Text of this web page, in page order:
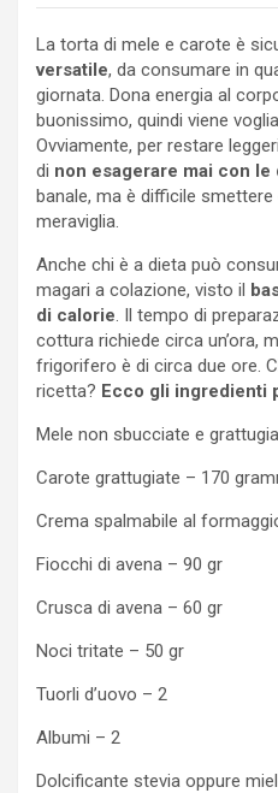
La torta di mele e carote è
versatile, da consumare in
giornata. Dona energia al
buonissimo, quindi viene
Ovviamente, per restare
di non esagerare mai con le
banale, ma è difficile
meraviglia.
Anche chi è a dieta può
magari a colazione, visto il
di calorie. Il tempo di
cottura richiede circa un’ora,
frigorifero è di circa due ore.
ricetta? Ecco gli ingredienti
Mele non sbucciate e
Carote grattugiate – 170
Crema spalmabile al
Fiocchi di avena – 90 gr
Crusca di avena – 60 gr
Noci tritate – 50 gr
Tuorli d’uovo – 2
Albumi – 2
Dolcificante stevia oppure